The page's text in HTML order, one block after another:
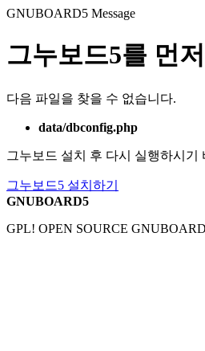
GNUBOARD5 Message
그누보드5를 먼
다음 파일을 찾을 수 없습니다.
data/dbconfig.php
그누보드 설치 후 다시 실행하시기
그누보드5 설치하기
GNUBOARD5
GPL! OPEN SOURCE GNUBOARD